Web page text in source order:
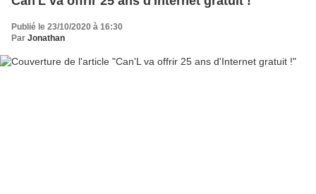
Publié le 23/10/2020 à 16:30
Par Jonathan